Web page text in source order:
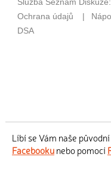
Líbí se Vám naše
Facebookunebo pomocí